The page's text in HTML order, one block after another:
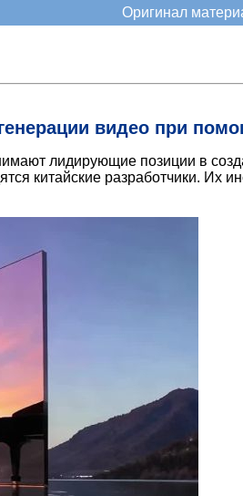
Оригинал
видео при
лидирующие позиции в
китайские разработчики. Их